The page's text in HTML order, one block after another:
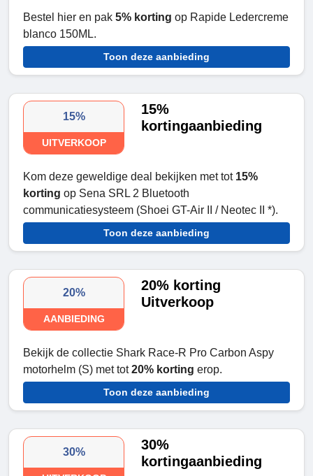
Bestel hier en pak 5% korting op Rapide Ledercreme
blanco 150ML.
Toon deze aanbieding
15%
UITVERKOOP
15%
kortingaanbieding
Kom deze geweldige deal bekijken met tot 15%
korting op Sena SRL 2 Bluetooth
communicatiesysteem (Shoei GT-Air II / Neotec II *).
Toon deze aanbieding
20%
AANBIEDING
20% korting
Uitverkoop
Bekijk de collectie Shark Race-R Pro Carbon Aspy
motorhelm (S) met tot20% korting erop.
Toon deze aanbieding
30%
30%
kortingaanbieding